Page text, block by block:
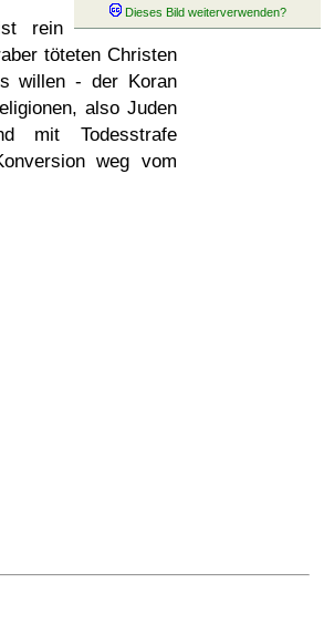
rein
töteten Christen
willen - der Koran
also Juden
mit Todesstrafe
weg vom